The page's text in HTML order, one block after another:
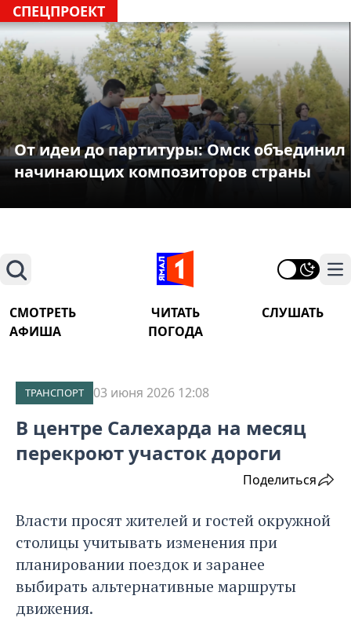
СПЕЦПРОЕКТ
От идеи до партитуры: Омск объединил
начинающих композиторов страны
Поиск
СМОТРЕТЬ ЧИТАТЬ
СЛУШАТЬ
АФИША
ПОГОДА
ТРАНСПОРТ 03 июня 2026 12:08
В центре Салехарда на месяц
перекроют участок дороги
Поделиться
Власти просят жителей и гостей окружной
столицы учитывать изменения при
планировании поездок и заранее
выбирать альтернативные маршруты
движения.